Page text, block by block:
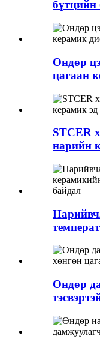
бүтцийн
Өндөр
цагаан
STCER
нарийн
Өндөр